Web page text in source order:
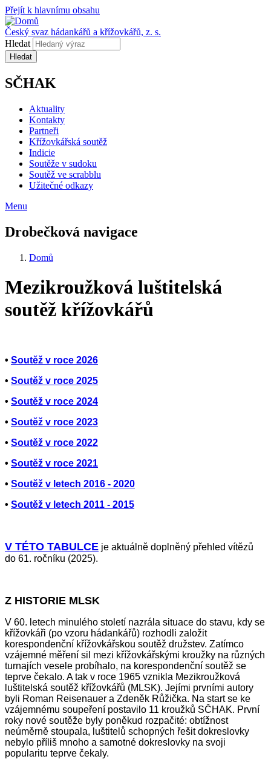
Přejít k hlavnímu obsahu
Český svaz hádankářů a křížovkářů, z. s.
Hledat
SČHAK
Aktuality
Kontakty
Partneři
Křížovkářská soutěž
Indicie
Soutěže v sudoku
Soutěž ve scrabblu
Užitečné odkazy
Menu
Drobečková navigace
Domů
Mezikroužková luštitelská
soutěž křížovkářů
• Soutěž v roce 2026
• Soutěž v roce 2025
• Soutěž v roce 2024
• Soutěž v roce 2023
• Soutěž v roce 2022
• Soutěž v roce 2021
• Soutěž v letech 2016 - 2020
• Soutěž v letech 2011 - 2015
V TÉTO TABULCE je aktuálně doplněný přehled vítězů
do 61. ročníku (2025).
Z HISTORIE MLSK
V 60. letech minulého století nazrála situace do stavu, kdy se
křížovkáři (po vzoru hádankářů) rozhodli založit
korespondenční křížovkářskou soutěž družstev. Zatímco
vzájemné měření sil mezi křížovkářskými kroužky na různých
turnajích vesele probíhalo, na korespondenční soutěž se
teprve čekalo. A tak v roce 1965 vznikla Mezikroužková
luštitelská soutěž křížovkářů (MLSK). Jejími prvními autory
byli Roman Reisenauer a Zdeněk Růžička. Na start se ke
vzájemnému soupeření postavilo 11 kroužků SČHAK. První
roky nové soutěže byly poněkud rozpačité: obtížnost
neúměrně stoupala, luštitelů schopných řešit dokreslovky
nebylo příliš mnoho a samotné dokreslovky na svoji
popularitu teprve čekaly.